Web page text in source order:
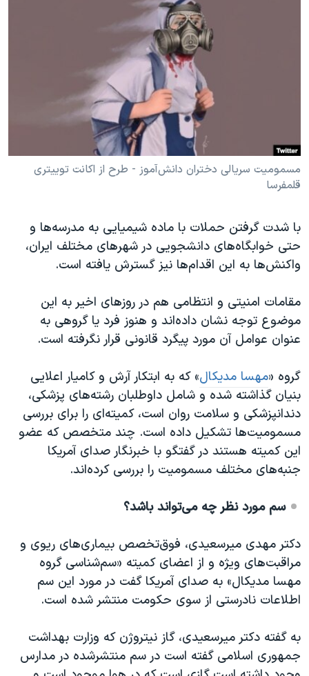
انتخابات ریاست جمهوری آمریکا ۲۰۲۴
حمله جمهوری اسلامی به اسرائیل
ورزش زنان در ایران
اعتراضات زن، زندگی، آزادی
تریبونال مردمی آبان ۹۸
چهل سال گروگان‌گیری
قانون شفافیت دارائی کادر رهبری ایران
اسرائیل در جنگ
نرگس محمدی برنده جایزه نوبل صلح
صفحه‌های ویژه
سفر پرزیدنت ترامپ به چین
زبانهای مختلف
مسمومیت سریالی دختران دانش‌آموز - طرح از اکانت توییتری
قلمفرسا
با شدت گرفتن حملات با ماده شیمیایی به مدرسه‌ها و
حتی خوابگاه‌های دانشجویی در شهرهای مختلف ایران،
واکنش‌ها به این اقدام‌ها نیز گسترش یافته است.
مقامات امنیتی و انتظامی هم در روزهای اخیر به این
موضوع توجه نشان داده‌اند و هنوز فرد یا گروهی به
عنوان عوامل آن مورد پیگرد قانونی قرار نگرفته است.
گروه «مهسا مدیکال» که به ابتکار آرش و کامیار اعلایی
بنیان گذاشته شده و شامل داوطلبان رشته‌های پزشکی،
دندانپزشکی و سلامت روان است، کمیته‌ای را برای بررسی
مسمومیت‌ها تشکیل داده است. چند متخصص که عضو
این کمیته هستند در گفتگو با خبرنگار صدای آمریکا
جنبه‌های مختلف مسمومیت را بررسی کرده‌اند.
سم مورد نظر چه می‌تواند باشد؟
دکتر مهدی میرسعیدی، فوق‌تخصص بیماری‌های ریوی و
مراقبت‌های ویژه و از اعضای کمیته «سم‌شناسی گروه
مهسا مدیکال» به صدای آمریکا گفت در مورد این سم
اطلاعات نادرستی از سوی حکومت منتشر شده است.
به گفته دکتر میرسعیدی، گاز نیتروژن که وزارت بهداشت
جمهوری اسلامی گفته است در سم منتشرشده در مدارس